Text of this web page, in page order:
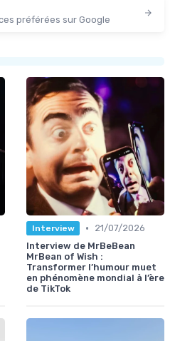
préférées sur Google
Interview •
21/07/2026
Interview de MrBeBean
MrBean of Wish :
Transformer l’humour muet
en phénomène mondial à l’ère
de TikTok